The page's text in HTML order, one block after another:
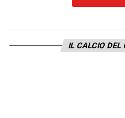
«L’anno scorso a parte
stato un finale in cui
giocare tenendo
IL CALCIO DEL